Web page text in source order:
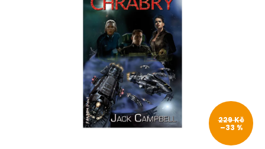
229 Kč
–33 %